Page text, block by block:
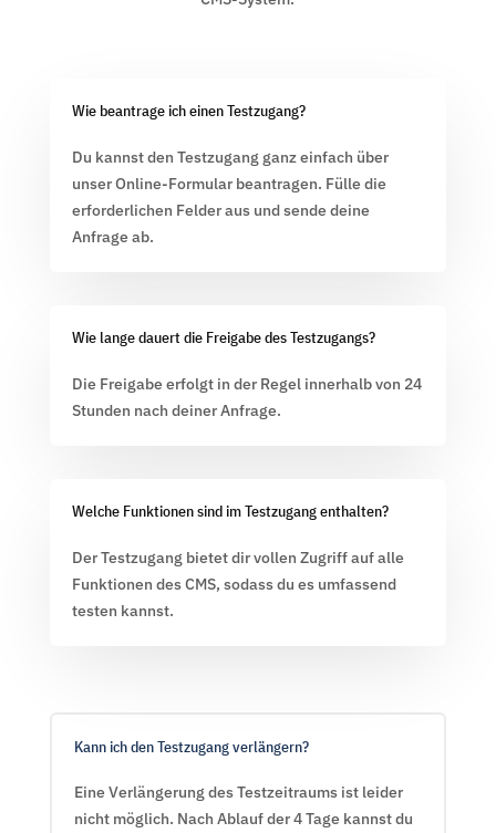
Wie beantrage ich einen Testzugang?
Du kannst den Testzugang ganz einfach über
unser Online-Formular beantragen. Fülle die
erforderlichen Felder aus und sende deine
Anfrage ab.
Wie lange dauert die Freigabe des Testzugangs?
Die Freigabe erfolgt in der Regel innerhalb von 24
Stunden nach deiner Anfrage.
Welche Funktionen sind im Testzugang enthalten?
Der Testzugang bietet dir vollen Zugriff auf alle
Funktionen des CMS, sodass du es umfassend
testen kannst.
Kann ich den Testzugang verlängern?
Eine Verlängerung des Testzeitraums ist leider
nicht möglich. Nach Ablauf der 4 Tage kannst du